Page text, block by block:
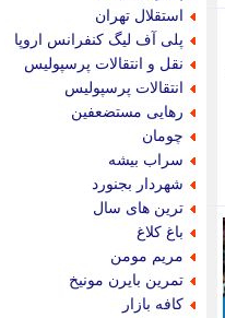
استقلال تهران
پلی آف لیگ کنفرانس اروپا
نقل و انتقالات پرسپولیس
انتقالات پرسپولیس
رهایی مستضعفین
چومان
سراب بیشه
شهردار بجنورد
ترین های سال
باغ کلاغ
مریم مومن
تمرین بایرن مونیخ
کافه بازار